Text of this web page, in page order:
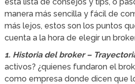
manera más sencilla y fácil de
más lejos, estos son los puntos
cuenta a la hora de elegir un
1. Historia del broker –
activos? ¿quienes fundaron el
como empresa donde dicen que